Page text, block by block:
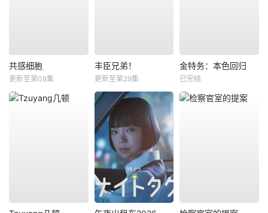
共感细胞
更新至第08集
丰臣兄弟！
更新至第29集
金特务：本色回归
已完结